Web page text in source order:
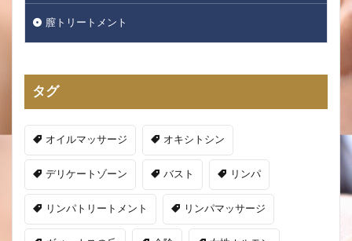
膣トリートメント
タグ
オイルマッサージ オキシトシン
デリケートゾーン バスト リンパ
リンパトリートメント リンパマッサージ